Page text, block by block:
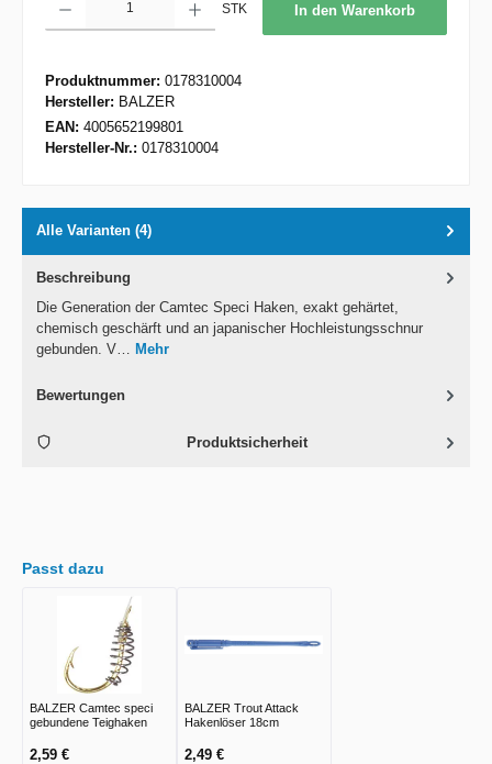
STK In den Warenkorb
Produktnummer: 0178310004
Hersteller: BALZER
EAN: 4005652199801
Hersteller-Nr.: 0178310004
Alle Varianten (4)
Beschreibung
Die Generation der Camtec Speci Haken, exakt gehärtet,
chemisch geschärft und an japanischer Hochleistungsschnur
gebunden. V… Mehr
Bewertungen
Produktsicherheit
Passt dazu
BALZER Camtec speci
gebundene Teighaken
2,59 €
BALZER Trout Attack
Hakenlöser 18cm
2,49 €